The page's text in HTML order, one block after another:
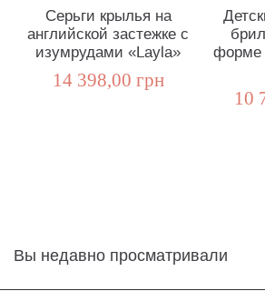
Серьги крылья на
английской застежке с
изумрудами «Layla»
14 398,00 грн
форме
10
Вы недавно просматривали